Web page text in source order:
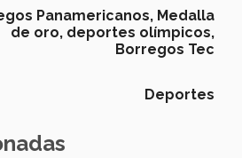
Panamericanos, Medalla
de oro, deportes olímpicos,
Borregos Tec
Deportes